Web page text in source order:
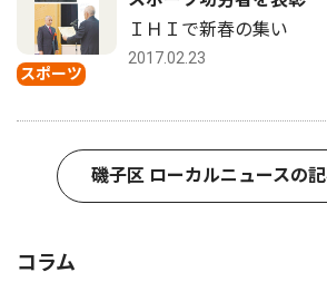
スポーツ
ＩＨＩで新春の集い
2017.02.23
磯子区 ローカルニュースの
コラム